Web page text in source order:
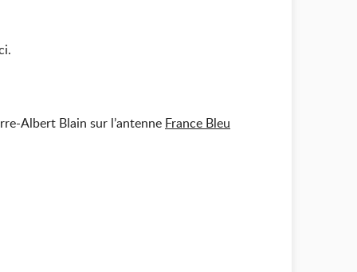
Albert Blain sur l’antenne France Bleu